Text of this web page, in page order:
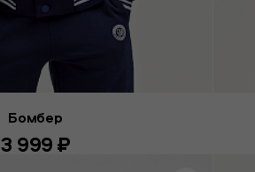
Бомбер
3 999 ₽